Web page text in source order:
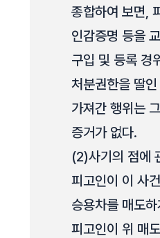
종합하여 보면,
인감증명 등을
구입 및 등록 경
처분권한을 딸
가져간 행위는
증거가 없다.
(2)사기의 점에
피고인이 이 사
승용차를 매도
피고인이 위 매